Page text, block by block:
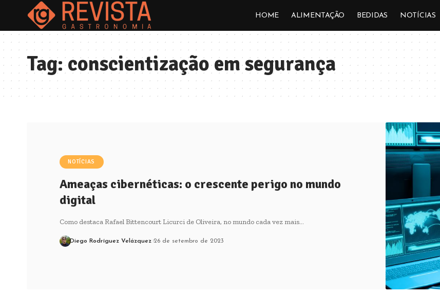
HOME ALIMENTAÇÃO BEDIDAS NOTÍCIAS
Tag:conscientização em segurança
NOTÍCIAS
Ameaças cibernéticas: o crescente perigo no mundo
digital
Como destaca Rafael Bittencourt Licurci de Oliveira, no mundo cada vez mais…
Diego Rodríguez Velázquez 26 de setembro de 2023